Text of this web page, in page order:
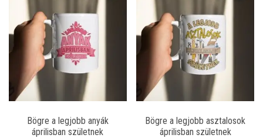
Bögre a legjobb anyák
áprilisban születnek
Bögre a legjobb asztalosok
áprilisban születnek